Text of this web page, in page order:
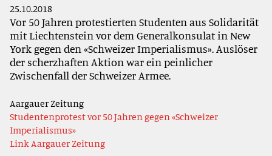
25.10.2018
Vor 50 Jahren protestierten Studenten aus Solidarität
mit Liechtenstein vor dem Generalkonsulat in New
York gegen den «Schweizer Imperialismus». Auslöser
der scherzhaften Aktion war ein peinlicher
Zwischenfall der Schweizer Armee.
Aargauer Zeitung
Studentenprotest vor 50 Jahren gegen «Schweizer
Imperialismus»
Link Aargauer Zeitung